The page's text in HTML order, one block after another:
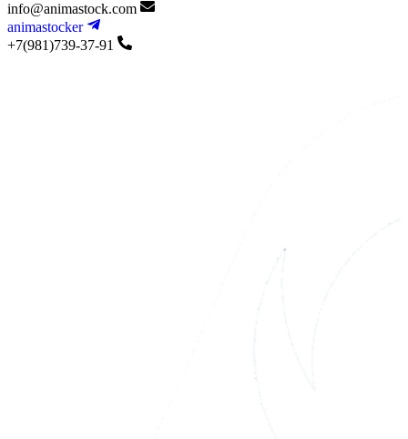
info@animastock.com
animastocker
+7(981)739-37-91